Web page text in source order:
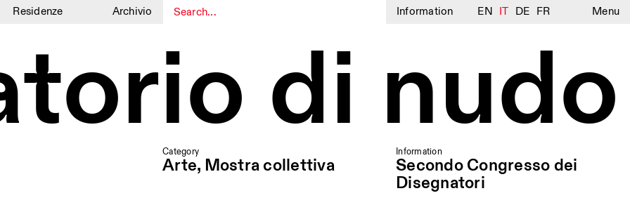
Residenze Archivio Information EN IT DE FR Menu
di nudo
Category
Arte, Mostra collettiva
Information
Secondo Congresso dei
Disegnatori